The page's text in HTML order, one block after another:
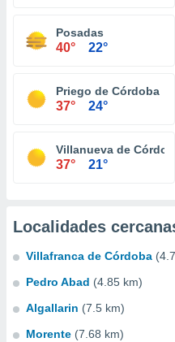
Posadas
40° 22°
Priego de Córdoba
37° 24°
Villanueva de Córdoba
37° 21°
Localidades
Villafranca de Córdoba
Pedro Abad (4.85 km)
Algallarin (7.5 km)
Morente (7.68 km)